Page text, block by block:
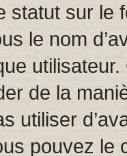
statut sur le
le nom
utilisateur.
de la
utiliser
pouvez